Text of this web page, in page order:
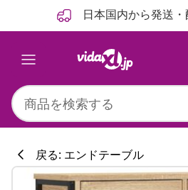
日本国内から発送
戻る: エンドテーブル